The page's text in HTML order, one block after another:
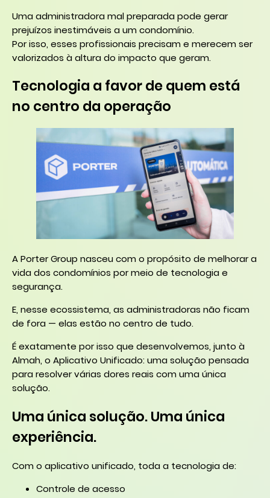
Uma administradora mal preparada pode gerar
prejuízos inestimáveis a um condomínio.
Por isso, esses profissionais precisam e merecem ser
valorizados à altura do impacto que geram.
Tecnologia a favor de quem está
no centro da operação
A Porter Group nasceu com o propósito de melhorar a
vida dos condomínios por meio de tecnologia e
segurança.
E, nesse ecossistema, as administradoras não ficam
de fora — elas estão no centro de tudo.
É exatamente por isso que desenvolvemos, junto à
Almah, o Aplicativo Unificado: uma solução pensada
para resolver várias dores reais com uma única
solução.
Uma única solução. Uma única
experiência.
Com o aplicativo unificado, toda a tecnologia de:
Controle de acesso